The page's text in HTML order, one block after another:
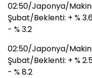
02:50/Japonya/
Şubat/Beklenti: + %
- % 3.2
02:50/Japonya/
Şubat/Beklenti: + %
- % 8.2